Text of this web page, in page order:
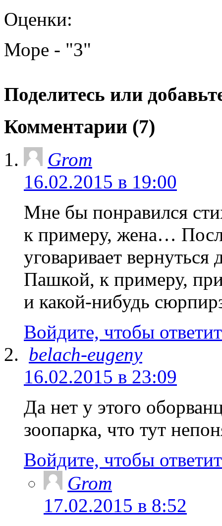
Оценки:
Море - "3"
Поделитесь или
Комментарии (7)
Grom
16.02.2015 в 19:00
Мне бы понравился
к примеру, жена…
уговаривает
Пашкой, к примеру,
и какой-нибудь
Войдите, чтобы
belach-eugeny
16.02.2015 в 23:09
Да нет у этого
зоопарка, что тут
Войдите, чтобы
Grom
17.02.2015 в 8:52